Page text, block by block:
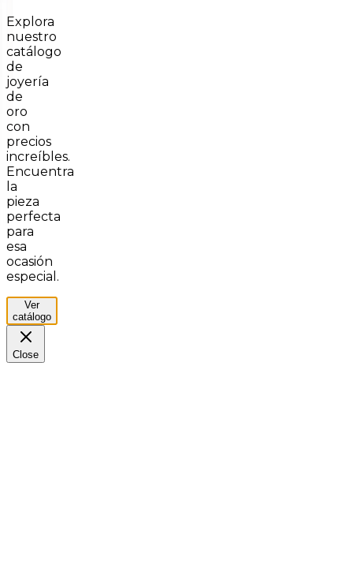
Explora
nuestro
catálogo
de
joyería
de
oro
con
precios
increíbles.
Encuentra
la
pieza
perfecta
para
esa
ocasión
especial.
Ver
catálogo
Close